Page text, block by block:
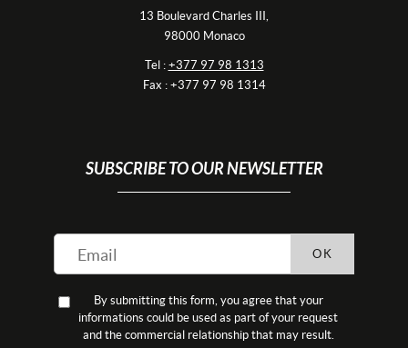
13 Boulevard Charles III,
98000 Monaco
Tel : +377 97 98 1313
Fax : +377 97 98 1314
SUBSCRIBE TO OUR NEWSLETTER
By submitting this form, you agree that your
informations could be used as part of your request
and the commercial relationship that may result.
OK